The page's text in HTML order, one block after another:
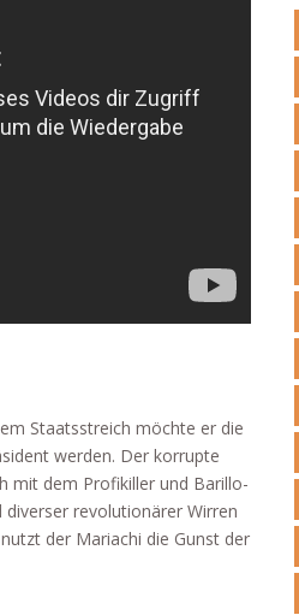
Staatsstreich möchte er die
werden. Der korrupte
mit dem Profikiller und Barillo-
revolutionärer Wirren
der Mariachi die Gunst der